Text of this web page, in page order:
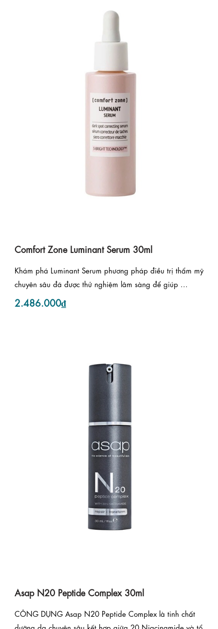
Comfort Zone Luminant Serum 30ml
Khám phá Luminant Serum phương pháp điều trị thẩm mỹ
chuyên sâu đã được thử nghiệm lâm sàng để giúp ...
2.486.000₫
Asap N20 Peptide Complex 30ml
CÔNG DỤNG Asap N20 Peptide Complex là tinh chất
dưỡng da chuyên sâu kết hợp giữa 20 Niacinamide và tổ